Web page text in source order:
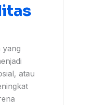
yang
atau